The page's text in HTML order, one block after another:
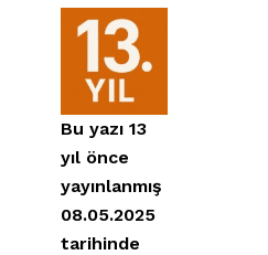
Bu yazı 13
yıl önce
yayınlanmış
08.05.2025
tarihinde